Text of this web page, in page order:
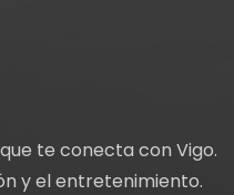
te conecta con Vigo.
y el entretenimiento.